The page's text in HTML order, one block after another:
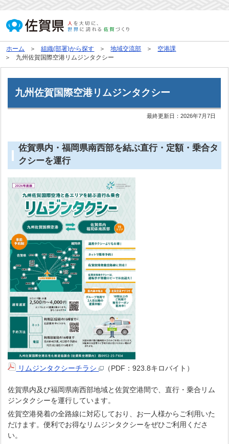
ホーム 組織(部署)から探す 地域交流部
空港課
九州佐賀国際空港リムジンタクシー
九州佐賀国際空港リムジンタクシー
最終更新日：2026年7月7日
佐賀県内・福岡県南西部を結ぶ直行・定額・乗合タ
クシーを運行
リムジンタクシーチラシ （PDF：923.8キロバイト）
佐賀県内及び福岡県南西部地域と佐賀空港間で、直行・乗合リム
ジンタクシーを運行しています。
佐賀空港発着の全路線に対応しており、お一人様からご利用いた
だけます。便利でお得なリムジンタクシーをぜひご利用くださ
い。